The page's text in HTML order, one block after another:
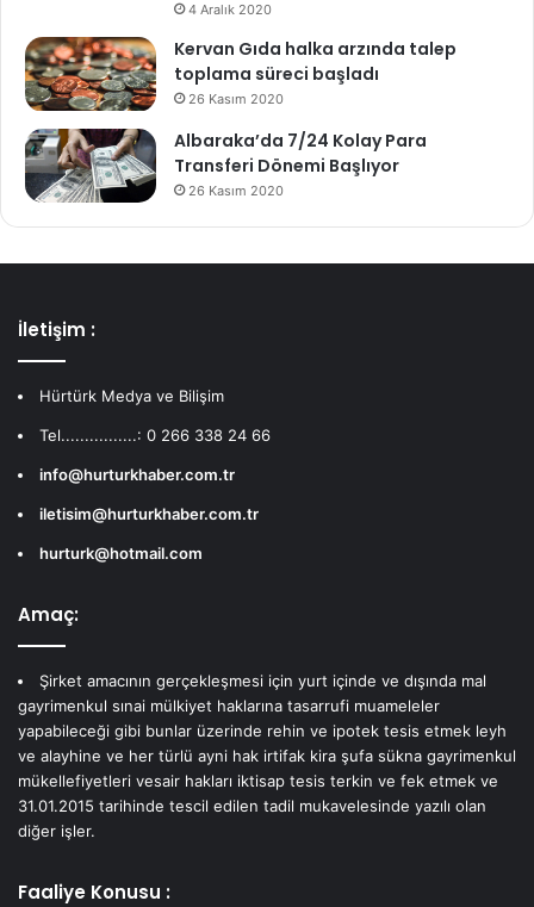
4 Aralık 2020
Kervan Gıda halka arzında talep
toplama süreci başladı
26 Kasım 2020
Albaraka’da 7/24 Kolay Para
Transferi Dönemi Başlıyor
26 Kasım 2020
İletişim :
Hürtürk Medya ve Bilişim
Tel................: 0 266 338 24 66
info@hurturkhaber.com.tr
iletisim@hurturkhaber.com.tr
hurturk@hotmail.com
Amaç:
Şirket amacının gerçekleşmesi için yurt içinde ve dışında mal
gayrimenkul sınai mülkiyet haklarına tasarrufi muameleler
yapabileceği gibi bunlar üzerinde rehin ve ipotek tesis etmek leyh
ve alayhine ve her türlü ayni hak irtifak kira şufa sükna gayrimenkul
mükellefiyetleri vesair hakları iktisap tesis terkin ve fek etmek ve
31.01.2015 tarihinde tescil edilen tadil mukavelesinde yazılı olan
diğer işler.
Faaliye Konusu :